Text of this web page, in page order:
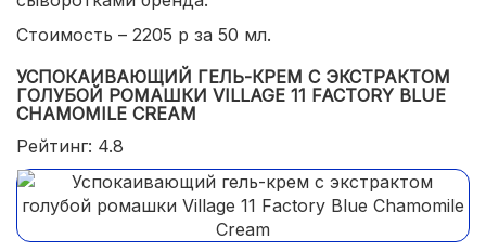
Стоимость – 2205 р за 50 мл.
УСПОКАИВАЮЩИЙ ГЕЛЬ-КРЕМ С ЭКСТРАКТОМ
ГОЛУБОЙ РОМАШКИ VILLAGE 11 FACTORY BLUE
CHAMOMILE CREAM
Рейтинг: 4.8